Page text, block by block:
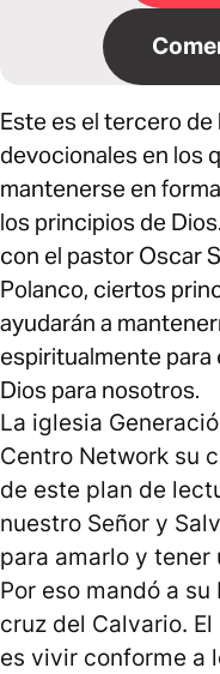
Este es el tercero de
devocionales en los
mantenerse en
los principios de
con el pastor Oscar
Polanco, ciertos
ayudarán a
espiritualmente
Dios para nosotros.
La iglesia
Centro Network su
de este plan de
nuestro Señor y
para amarlo y tener
Por eso mandó a
cruz del Calvario.
es vivir conforme a